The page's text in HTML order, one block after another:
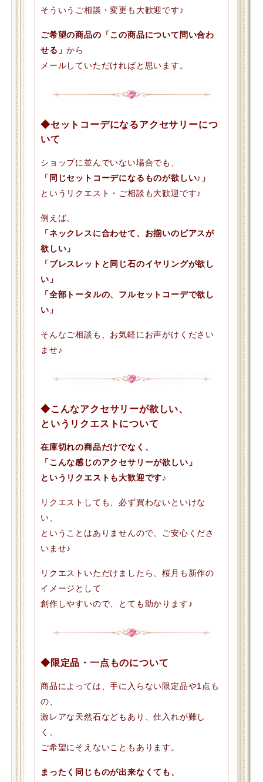
そういうご相談・変更も大歓迎です♪
ご希望の商品の「この商品について問い合わ
せる」から
メールしていただければと思います。
◆セットコーデになるアクセサリーにつ
いて
ショップに並んでいない場合でも、
「同じセットコーデになるものが欲しい♪」
というリクエスト・ご相談も大歓迎です♪
例えば、
「ネックレスに合わせて、お揃いのピアスが
欲しい」
「ブレスレットと同じ石のイヤリングが欲し
い」
「全部トータルの、フルセットコーデで欲し
い」
そんなご相談も、お気軽にお声がけください
ませ♪
◆こんなアクセサリーが欲しい、
というリクエストについて
在庫切れの商品だけでなく、
「こんな感じのアクセサリーが欲しい」
というリクエストも大歓迎です♪
リクエストしても、必ず買わないといけな
い、
ということはありませんので、ご安心くださ
いませ♪
リクエストいただけましたら、桜月も新作の
イメージとして
創作しやすいので、とても助かります♪
◆限定品・一点ものについて
商品によっては、手に入らない限定品や1点も
の、
激レアな天然石などもあり、仕入れが難し
く、
ご希望にそえないこともあります。
まったく同じものが出来なくても、